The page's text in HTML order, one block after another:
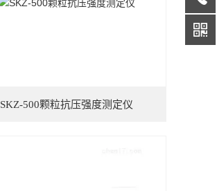
SKZ-500颗粒抗压强度测定仪